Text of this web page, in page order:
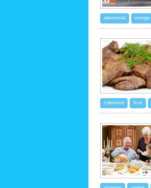
advertorial energie
colesterol ficat